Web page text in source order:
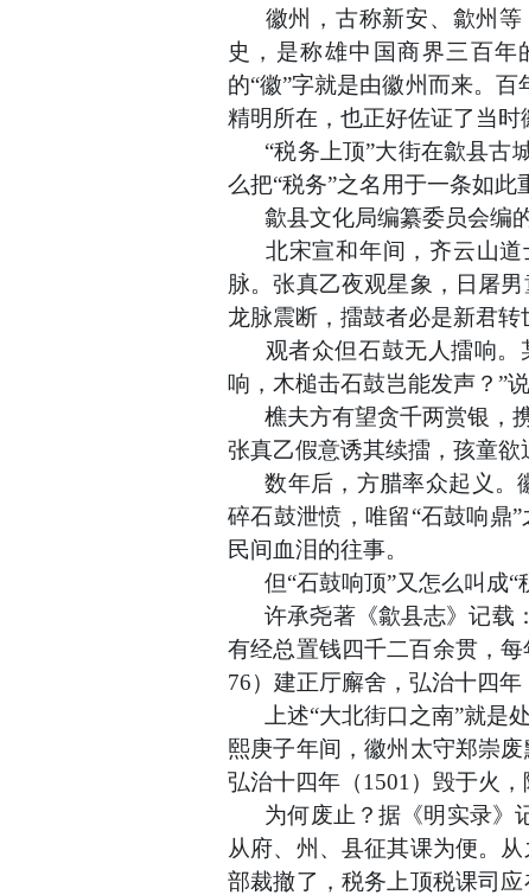
徽州，古称新安、歙州
史，是称雄中国商界三百
的“徽”字就是由徽州而来。
精明所在，也正好佐证了当时
“税务上顶”大街在歙县古
么把“税务”之名用于一条如
歙县文化局编纂委员会编
北宋宣和年间，齐云山
脉。张真乙夜观星象，日屠
龙脉震断，擂鼓者必是新君转
观者众但石鼓无人擂响
响，木槌击石鼓岂能发声？”
樵夫方有望贪千两赏银，
张真乙假意诱其续擂，孩童欲
数年后，方腊率众起义。
碎石鼓泄愤，唯留“石鼓响鼎
民间血泪的往事。
但“石鼓响顶”又怎么叫成“
许承尧著《歙县志》记载：
有经总置钱四千二百余贯，
76）建正厅廨舍，弘治十四
上述“大北街口之南”就是
熙庚子年间，徽州太守郑崇
弘治十四年（1501）毁于火
为何废止？据《明实录》
从府、州、县征其课为便。
部裁撤了，税务上顶税课司